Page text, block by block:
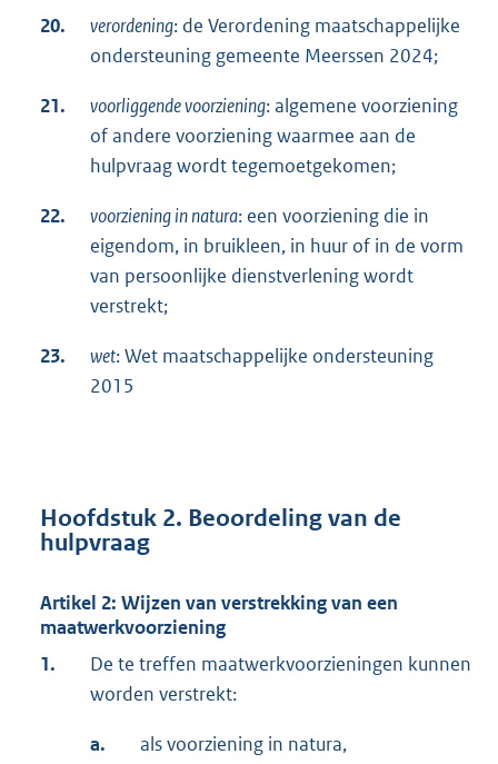
20. verordening: de Verordening maatschappelijke
ondersteuning gemeente Meerssen 2024;
21. voorliggende voorziening: algemene voorziening
of andere voorziening waarmee aan de
hulpvraag wordt tegemoetgekomen;
22. voorziening in natura: een voorziening die in
eigendom, in bruikleen, in huur of in de vorm
van persoonlijke dienstverlening wordt
verstrekt;
23. wet: Wet maatschappelijke ondersteuning
2015
Hoofdstuk 2. Beoordeling van de
hulpvraag
Artikel 2: Wijzen van verstrekking van een
maatwerkvoorziening
1.
De te treffen maatwerkvoorzieningen kunnen
worden verstrekt:
a. als voorziening in natura,